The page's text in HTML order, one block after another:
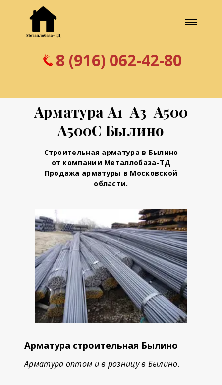
8 (916) 062-42-80
Арматура А1 А3 А500
А500С Былино
Строительная арматура в Былино
от компании Металлобаза-ТД
Продажа арматуры в Московской
области.
Арматура строительная Былино
Арматура оптом и в розницу в Былино.